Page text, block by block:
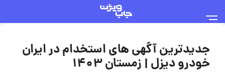
جدیدترین آگهی های استخدام در ایران
خودرو دیزل | زمستان ۱۴۰۳